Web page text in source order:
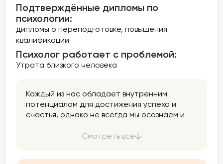
Подтверждённые дипломы по
психологии:
дипломы о переподготовке повышения
квалификации
Психолог работает с проблемой:
Утрата близкого человека
Каждый из нас обладает внутренним
потенциалом для достижения успеха и
счастья, однако не всегда мы осознаем и
заключается в том, чтобы помочь Вам
Смотреть все